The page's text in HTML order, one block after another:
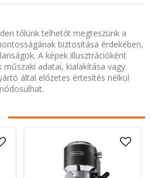
tőlünk telhetőt megteszünk a
biztosítása érdekében,
A képek illusztrációként
műszaki adatai, kialakítása vagy
által előzetes értesítés nélkül